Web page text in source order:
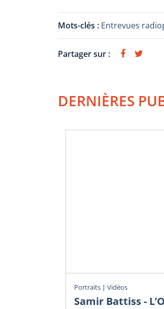
Mots-clés : Entrevues
Partager sur :
DERNIÈRES
Portraits | Vidéos
Samir Battiss -